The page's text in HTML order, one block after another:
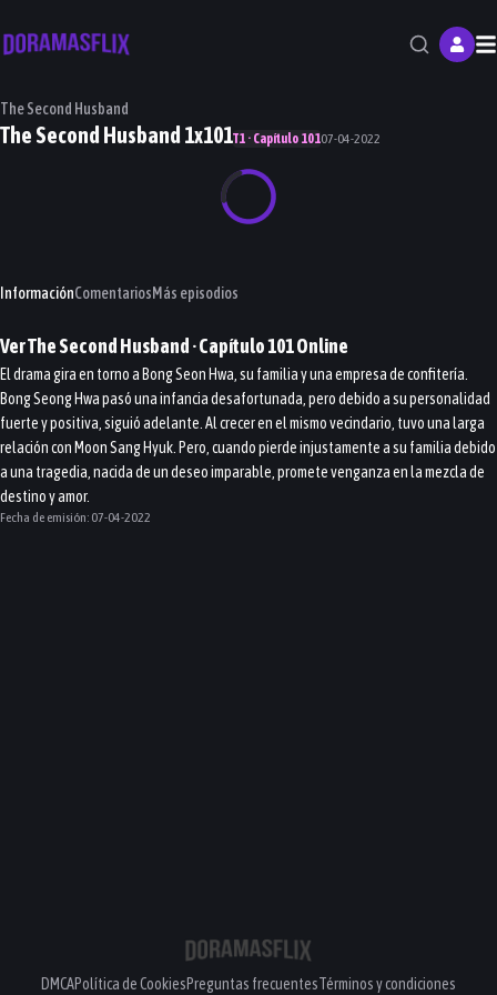
The Second Husband
The Second Husband 1x101T1 · Capítulo 10107-04-2022
InformaciónComentariosMás episodios
VerThe Second Husband· Capítulo101Online
El drama gira en torno a Bong Seon Hwa, su familia y una empresa de confitería.
Bong Seong Hwa pasó una infancia desafortunada, pero debido a su personalidad
fuerte y positiva, siguió adelante. Al crecer en el mismo vecindario, tuvo una larga
relación con Moon Sang Hyuk. Pero, cuando pierde injustamente a su familia debido
a una tragedia, nacida de un deseo imparable, promete venganza en la mezcla de
destino y amor.
Fecha de emisión: 07-04-2022
DMCAPolítica de CookiesPreguntas frecuentesTérminos y condiciones